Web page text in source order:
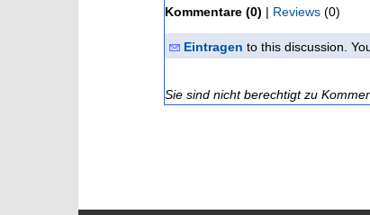
Kommentare (0) | Reviews (0)
Eintragen to this discussion.
Sie sind nicht berechtigt zu